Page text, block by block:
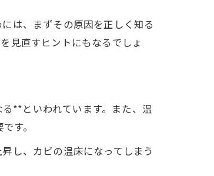
は、まずその原因を正しく知る
見直すヒントにもなるでしょ
**といわれています。また、温
す。
し、カビの温床になってしまう